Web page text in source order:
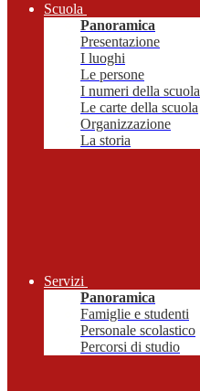
Scuola
Panoramica
Presentazione
I luoghi
Le persone
I numeri della scuola
Le carte della scuola
Organizzazione
La storia
Servizi
Panoramica
Famiglie e studenti
Personale scolastico
Percorsi di studio